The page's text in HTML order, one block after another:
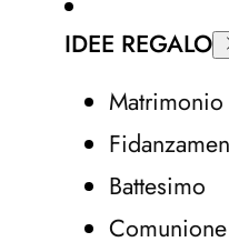
IDEE REGALO
Matrimonio
Battesimo
Comunione